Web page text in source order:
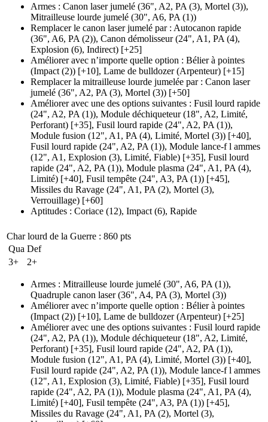
Armes : Canon laser jumelé (36", A2, PA (3), Mortel (3)),
Mitrailleuse lourde jumelé (30", A6, PA (1))
Remplacer le canon laser jumelé par : Autocanon rapide
(36", A6, PA (2)), Canon démolisseur(24", A1, PA (4),
Explosion (6), Indirect) [+25]
Améliorer avec n’importe quelle option : Bélier à pointes
(Impact (2)) [+10], Lame de bulldozer(Arpenteur) [+15]
Remplacer la mitrailleuse lourde jumelée par : Canon laser
jumelé (36", A2, PA (3), Mortel (3)) [+50]
Améliorer avec une des options suivantes : Fusil lourd rapide
(24", A2, PA (1)), Module déchiqueteur(18", A2, Limité,
Perforant) [+35], Fusil lourd rapide (24", A2, PA (1)),
Module fusion (12", A1, PA (4), Limité, Mortel (3)) [+40],
Fusil lourd rapide (24", A2, PA (1)), Module lance-f l ammes
(12", A1, Explosion (3), Limité, Fiable) [+35], Fusil lourd
rapide (24", A2, PA (1)), Module plasma (24", A1, PA (4),
Limité) [+40], Fusil tempête (24", A3, PA (1)) [+45],
Missiles du Ravage (24", A1, PA (2), Mortel (3),
Verrouillage) [+60]
Aptitudes : Coriace (12), Impact (6), Rapide
Char lourd de la Guerre : 860 pts
Qua Def
3+
2+
Armes : Mitrailleuse lourde jumelé (30", A6, PA (1)),
Quadruple canon laser(36", A4, PA (3), Mortel (3))
Améliorer avec n’importe quelle option : Bélier à pointes
(Impact (2)) [+10], Lame de bulldozer(Arpenteur) [+25]
Améliorer avec une des options suivantes : Fusil lourd rapide
(24", A2, PA (1)), Module déchiqueteur(18", A2, Limité,
Perforant) [+35], Fusil lourd rapide (24", A2, PA (1)),
Module fusion (12", A1, PA (4), Limité, Mortel (3)) [+40],
Fusil lourd rapide (24", A2, PA (1)), Module lance-f l ammes
(12", A1, Explosion (3), Limité, Fiable) [+35], Fusil lourd
rapide (24", A2, PA (1)), Module plasma (24", A1, PA (4),
Limité) [+40], Fusil tempête (24", A3, PA (1)) [+45],
Missiles du Ravage (24", A1, PA (2), Mortel (3),